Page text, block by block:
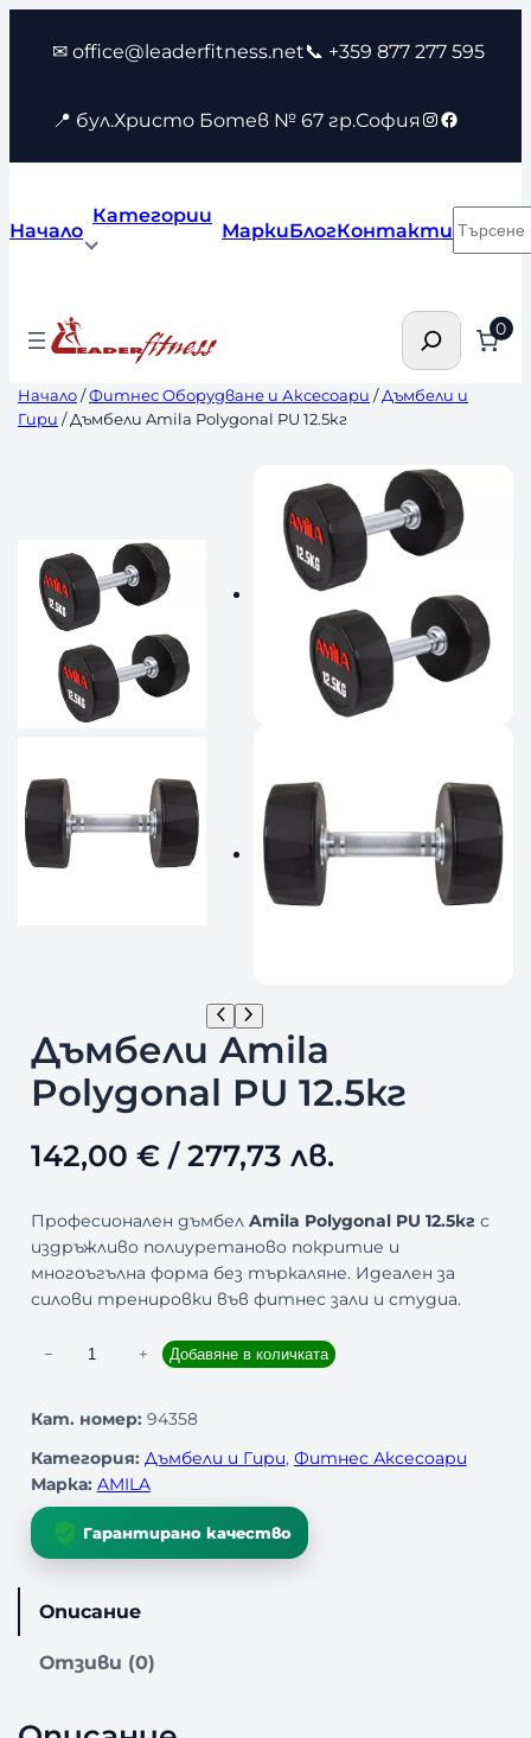
съдържанието
✉ office@leaderfitness.net📞 +359 877 277 595
📍 бул.Христо Ботев № 67 гр.София Instagram
Facebook
Начало
Категории
МаркиБлогКонтакти
Търсене 0
Начало/Фитнес Оборудване и Аксесоари /Дъмбели и
Гири / Дъмбели Amila Polygonal PU 12.5кг
Дъмбели Amila
Polygonal PU 12.5кг
142,00 €/ 277,73 лв.
Професионален дъмбел Amila Polygonal PU 12.5кг с
издръжливо полиуретаново покритие и
многоъгълна форма без търкаляне. Идеален за
силови тренировки във фитнес зали и студиа.
л
ч
е
с
т
Д
м
− + Добавяне в количката
Кат. номер: 94358
Категория: Дъмбели и Гири, Фитнес Аксесоари
Марка: AMILA
Гарантирано качество
Описание
Отзиви (0)